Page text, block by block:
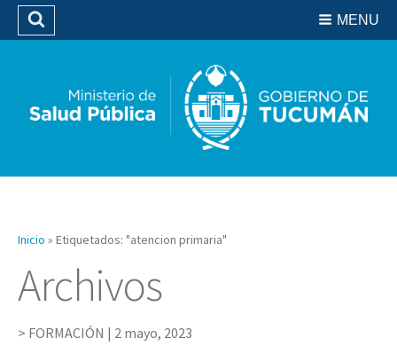
Biblioteca
MENU
Buscar
Inicio » Etiquetados: "atencion primaria"
Archivos
FORMACIÓN | 2 mayo, 2023